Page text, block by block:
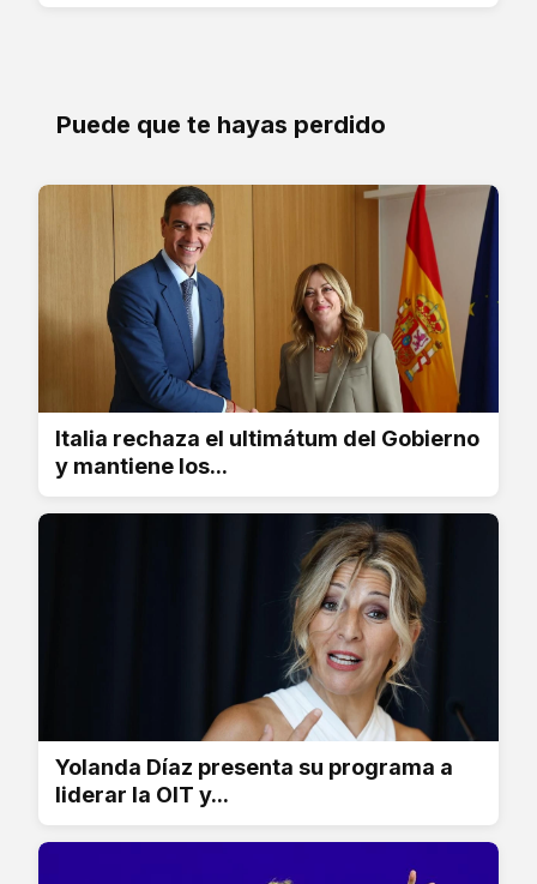
Puede que te hayas perdido
Italia rechaza el ultimátum del Gobierno
y mantiene los...
Yolanda Díaz presenta su programa a
liderar la OIT y...